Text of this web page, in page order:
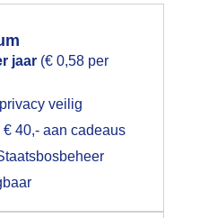
jaar (€ 0,58 per
veilig
40,- aan cadeaus
Weerzine
gebruiken voor
akkoord op hebt